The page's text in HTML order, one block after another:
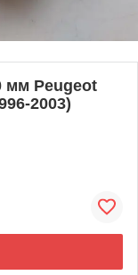
мм Peugeot
2003)